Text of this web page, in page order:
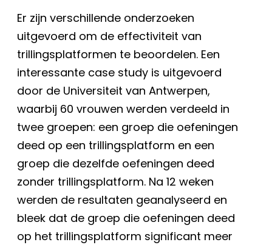
Er zijn verschillende onderzoeken
uitgevoerd om de effectiviteit van
trillingsplatformen te beoordelen. Een
interessante case study is uitgevoerd
door de Universiteit van Antwerpen,
waarbij 60 vrouwen werden verdeeld in
twee groepen: een groep die oefeningen
deed op een trillingsplatform en een
groep die dezelfde oefeningen deed
zonder trillingsplatform. Na 12 weken
werden de resultaten geanalyseerd en
bleek dat de groep die oefeningen deed
op het trillingsplatform significant meer